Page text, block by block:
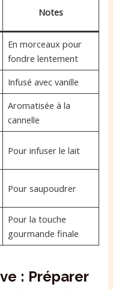
Notes
En morceaux pour
fondre lentement
Infusé avec vanille
Aromatisée à la
cannelle
Pour infuser le lait
Pour saupoudrer
Pour la touche
gourmande finale
: Préparer